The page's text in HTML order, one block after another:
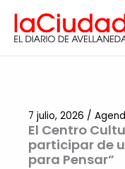
contenido
El Centro
participar de
para Pensar”
7 julio, 2026 /